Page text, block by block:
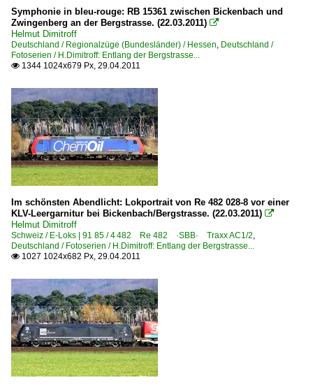
Dieselloks | bis 100 km/h | 98 80
0 275 BR 275 ·MaK G 1206 BB·
Dieseltriebzüge | 95 80
E-Loks | Drehstrom | 91 80
6 101 BR 101
6 101 BR 101 Lokportraits
6 101 BR 101 Werbeloks
6 120 BR 120.1
6 145 BR 145 ·Traxx AC·
6 145 BR 145 ·Traxx AC· Private
6 146 BR 146 ·Traxx AC1/2·
6 182 BR 182 ·ES 64 U2·
6 185 BR 185 ·Traxx AC1/2·
6 185 BR 185 ·Traxx AC1/2· Lokportaits
6 185 BR 185 ·Traxx AC1/2· Private
6 186 BR 186 ·Traxx MS2e·
Symphonie in bleu-rouge: RB 15361 zwischen Bickenbach und
Zwingenberg an der Bergstrasse. (22.03.2011) 
Helmut Dimitroff
Deutschland / Regionalzüge (Bundesländer) / Hessen, Deutschland /
Fotoserien / H.Dimitroff: Entlang der Bergstrasse...
 1344 1024x679 Px, 29.04.2011
Im schönsten Abendlicht: Lokportrait von Re 482 028-8 vor einer
KLV-Leergarnitur bei Bickenbach/Bergstrasse. (22.03.2011) 
Helmut Dimitroff
Schweiz / E-Loks | 91 85 / 4 482 Re 482 ·SBB· Traxx AC1/2,
Deutschland / Fotoserien / H.Dimitroff: Entlang der Bergstrasse...
 1027 1024x682 Px, 29.04.2011